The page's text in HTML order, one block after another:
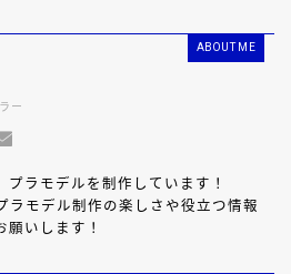
ABOUT ME
ー
ラモデルを制作しています！
ラモデル制作の楽しさや役立つ情報
いします！